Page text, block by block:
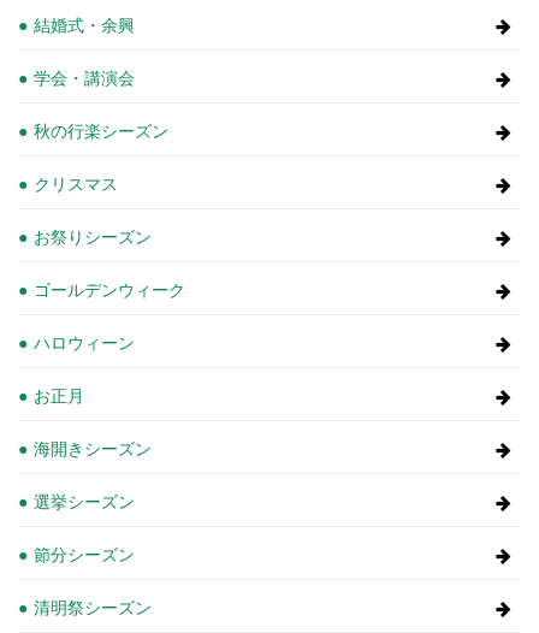
結婚式・余興
学会・講演会
秋の行楽シーズン
クリスマス
お祭りシーズン
ゴールデンウィーク
ハロウィーン
お正月
海開きシーズン
選挙シーズン
節分シーズン
清明祭シーズン